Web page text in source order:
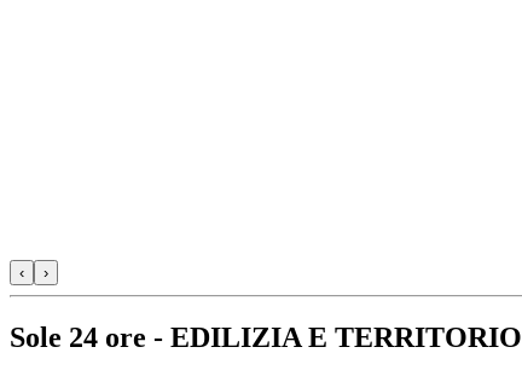
‹ ›
Sole 24 ore - EDILIZIA E TERRITORIO